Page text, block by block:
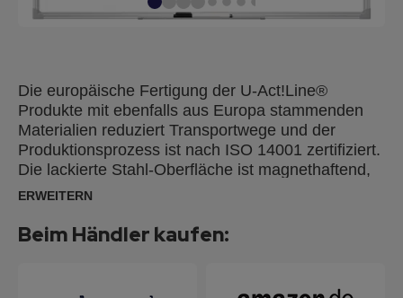
Die europäische Fertigung der U-Act!Line®
Produkte mit ebenfalls aus Europa stammenden
Materialien reduziert Transportwege und der
Produktionsprozess ist nach ISO 14001 zertifiziert.
Die lackierte Stahl-Oberfläche ist magnethaftend,
beschriftbar und trocken oder feucht abwischbar.
Anbringen von Notizen, Memos und Fotos. Und für
ERWEITERN
Beim Händler kaufen: